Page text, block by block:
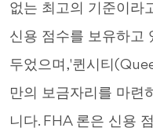
없는 최고의 기준이라
신용 점수를 보유하고
두었으며, '퀸시티
만의 보금자리를 마련
니다. FHA 론은 신용